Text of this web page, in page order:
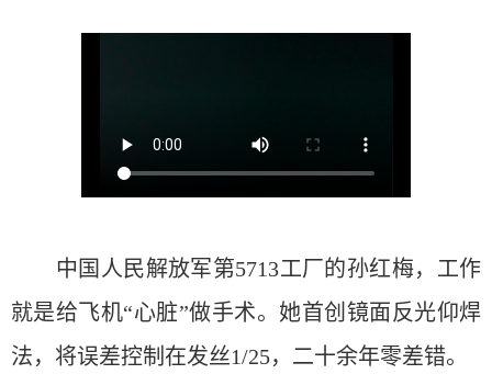
中国人民解放军第5713工厂的孙红梅，工作
就是给飞机“心脏”做手术。她首创镜面反光仰焊
法，将误差控制在发丝1/25，二十余年零差错。